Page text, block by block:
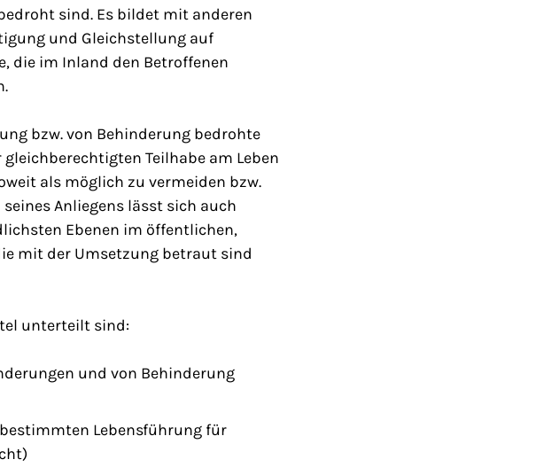
sind. Es bildet mit anderen
und Gleichstellung auf
die im Inland den Betroffenen
bzw. von Behinderung bedrohte
Teilhabe am Leben
als möglich zu vermeiden bzw.
Anliegens lässt sich auch
Ebenen im öffentlichen,
mit der Umsetzung betraut sind
unterteilt sind:
und von Behinderung
Lebensführung für